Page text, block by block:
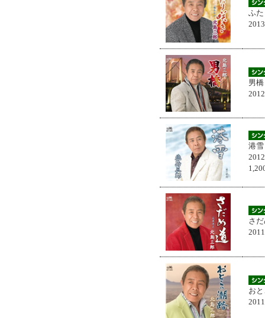
ふ
男橋
港雪
さ
お